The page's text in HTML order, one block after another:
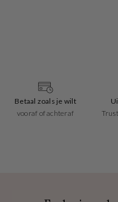
Betaal zoals je wilt
vooraf of achteraf